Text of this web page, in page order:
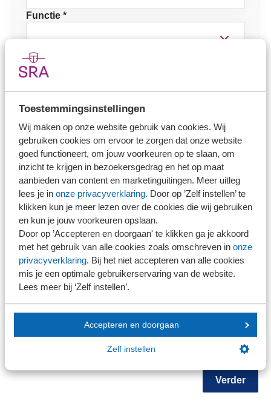
Toestemmingsinstellingen
Wij maken op onze website gebruik van cookies. Wij
gebruiken cookies om ervoor te zorgen dat onze website
goed functioneert, om jouw voorkeuren op te slaan, om
inzicht te krijgen in bezoekersgedrag en het op maat
aanbieden van content en marketinguitingen. Meer uitleg
lees je in onze privacyverklaring. Door op ’Zelf instellen’ te
klikken kun je meer lezen over de cookies die wij gebruiken
en kun je jouw voorkeuren opslaan.
Door op ’Accepteren en doorgaan' te klikken ga je akkoord
met het gebruik van alle cookies zoals omschreven in onze
privacyverklaring. Bij het niet accepteren van alle cookies
mis je een optimale gebruikerservaring van de website.
Lees meer bij ‘Zelf instellen’.
Accepteren en doorgaan
Zelf instellen
Functie *
E-mailadres *
Mobiel telefoonnummer
NOB-lid
Ja
Nee
NEVOA-lid
Ja
Nee
Opmerkingen
Verder